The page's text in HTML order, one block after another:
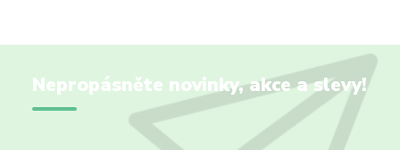
Nepropásněte novinky, akce a slevy!